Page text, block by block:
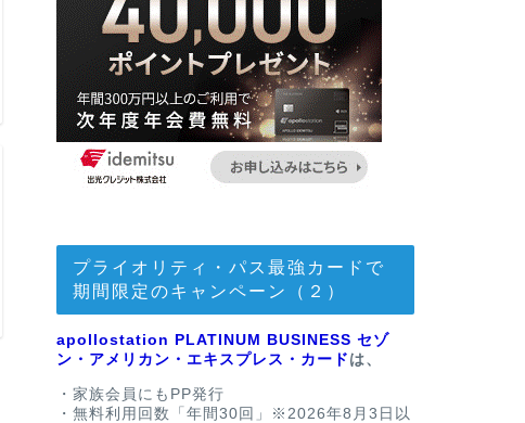
プライオリティ・パス最強カードで
期間限定のキャンペーン（２）
apollostation PLATINUM BUSINESS セゾ
ン・アメリカン・エキスプレス・カード は、
・家族会員にもPP発行
・無料利用回数「年間30回」※2026年8月3日以